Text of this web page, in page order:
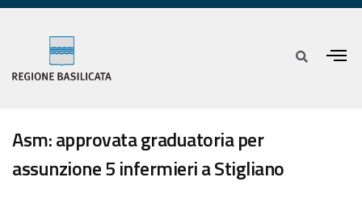
Asm: approvata graduatoria per
assunzione 5 infermieri a Stigliano